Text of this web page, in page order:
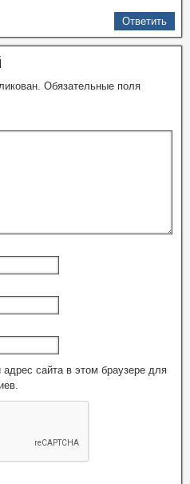
Ответить
Обязательные поля
сайта в этом браузере для